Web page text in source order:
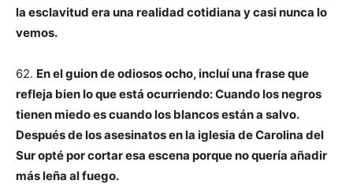
la esclavitud era una realidad cotidiana y casi nunca lo
vemos.
62. En el guion de odiosos ocho, incluí una frase que
refleja bien lo que está ocurriendo: Cuando los negros
tienen miedo es cuando los blancos están a salvo.
Después de los asesinatos en la iglesia de Carolina del
Sur opté por cortar esa escena porque no quería añadir
más leña al fuego.